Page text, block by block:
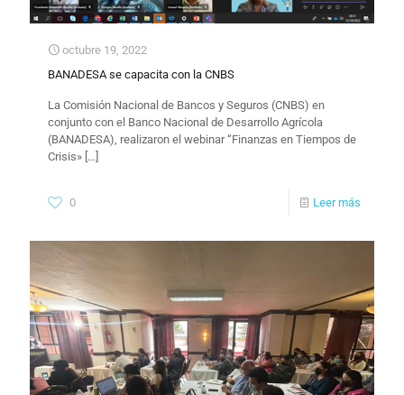
octubre 19, 2022
BANADESA se capacita con la CNBS
La Comisión Nacional de Bancos y Seguros (CNBS) en
conjunto con el Banco Nacional de Desarrollo Agrícola
(BANADESA), realizaron el webinar “Finanzas en Tiempos de
Crisis» […]
0 Leer más